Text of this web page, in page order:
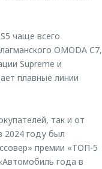
чаще всего
OMODA C7,
Supreme и
плавные линии
так и от
2024 году был
премии «ТОП-5
года в